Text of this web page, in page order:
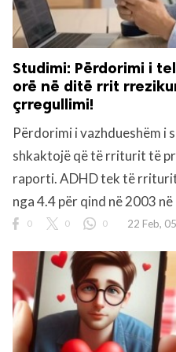
Studimi: Përdorimi i
orë në ditë rrit
çrregullimi!
Përdorimi i vazhdueshëm i
shkaktojë që të rriturit të
raporti. ADHD tek të
nga 4.4 për qind në 2003
0 0 0 22 Feb,